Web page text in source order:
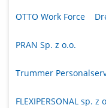
OTTO Work Force
PRAN Sp. z o.o.
Trummer
FLEXIPERSONAL sp. z